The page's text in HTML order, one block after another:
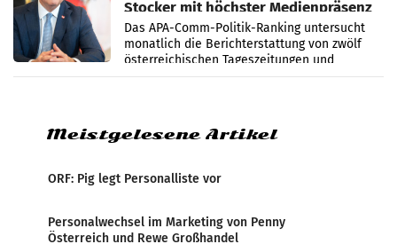
Stocker mit höchster Medienpräsenz
im Juli
Das APA-Comm-Politik-Ranking untersucht
monatlich die Berichterstattung von zwölf
österreichischen Tageszeitungen und
analysiert, welche Politikerinnen und
Meistgelesene Artikel
ORF: Pig legt Personalliste vor
Personalwechsel im Marketing von Penny
Österreich und Rewe Großhandel